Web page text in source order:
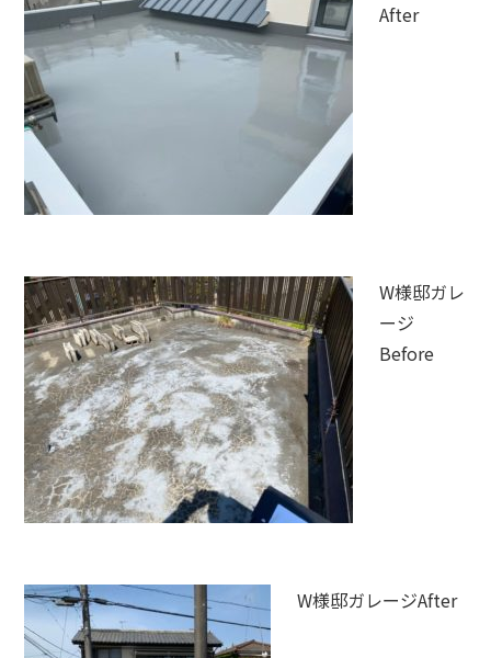
After
W様邸ガレ
ージ
Before
W様邸ガレージAfter